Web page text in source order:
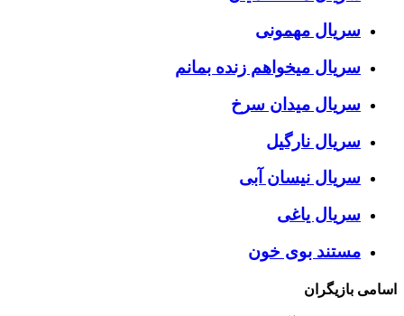
سریال مهمونی
سریال میخواهم زنده بمانم
سریال میدان سرخ
سریال نارگیل
سریال نیسان آبی
سریال یاغی
مستند بوی خون
اسامی بازیگران